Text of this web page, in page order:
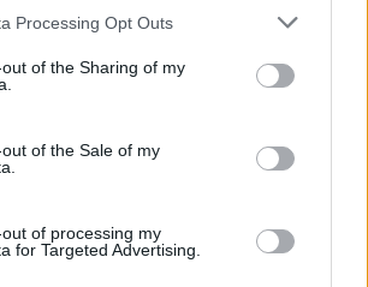
Processing Opt Outs
of the Sharing of my
of the Sale of my
of processing my
for Targeted Advertising.
o oblast stará. Národní přírodní rezervace
80 hektarů.
cihlová kanalizace v centru Pardubic
(
Historická cihlová kanalizace v
centru Pardubic je i po více než